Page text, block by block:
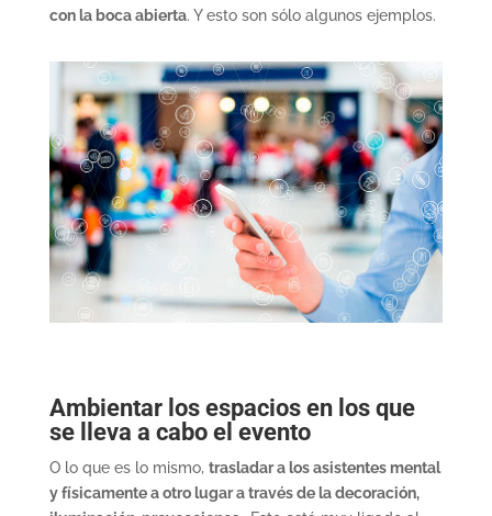
con la boca abierta. Y esto son sólo algunos ejemplos.
Ambientar los espacios en los que
se lleva a cabo el evento
O lo que es lo mismo, trasladar a los asistentes mental
y físicamente a otro lugar a través de la decoración,